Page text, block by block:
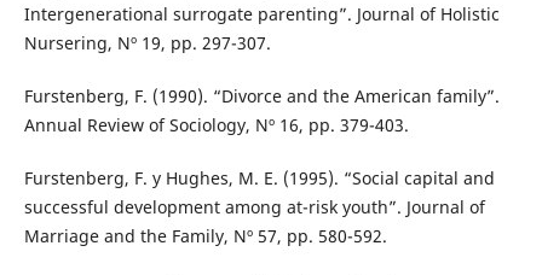
Intergenerational surrogate parenting”. Journal of Holistic
Nursering, Nº 19, pp. 297-307.
Furstenberg, F. (1990). “Divorce and the American family”.
Annual Review of Sociology, Nº 16, pp. 379-403.
Furstenberg, F. y Hughes, M. E. (1995). “Social capital and
successful development among at-risk youth”. Journal of
Marriage and the Family, Nº 57, pp. 580-592.